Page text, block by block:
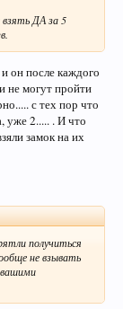
ДА за 5
он после каждого
не могут пройти
с тех пор что
уже 2..... . И что
замок на их
получиться
не взывать